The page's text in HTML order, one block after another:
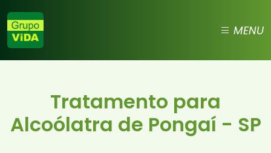
MENU
Tratamento para
Alcoólatra de Pongaí - SP